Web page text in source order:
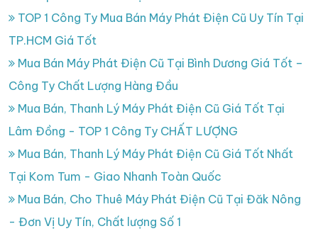
TOP 1 Công Ty Mua Bán Máy Phát Điện Cũ Uy Tín Tại
TP.HCM Giá Tốt
Mua Bán Máy Phát Điện Cũ Tại Bình Dương Giá Tốt –
Công Ty Chất Lượng Hàng Đầu
Mua Bán, Thanh Lý Máy Phát Điện Cũ Giá Tốt Tại
Lâm Đồng - TOP 1 Công Ty CHẤT LƯỢNG
Mua Bán, Thanh Lý Máy Phát Điện Cũ Giá Tốt Nhất
Tại Kom Tum - Giao Nhanh Toàn Quốc
Mua Bán, Cho Thuê Máy Phát Điện Cũ Tại Đăk Nông
- Đơn Vị Uy Tín, Chất lượng Số 1